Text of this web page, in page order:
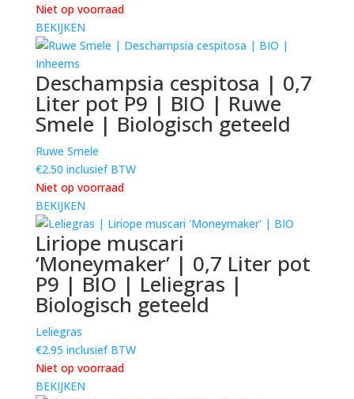
Niet op voorraad
BEKIJKEN
Deschampsia cespitosa | 0,7
Liter pot P9 | BIO | Ruwe
Smele | Biologisch geteeld
Ruwe Smele
€2.50 inclusief BTW
Niet op voorraad
BEKIJKEN
Liriope muscari
‘Moneymaker’ | 0,7 Liter pot
P9 | BIO | Leliegras |
Biologisch geteeld
Leliegras
€2.95 inclusief BTW
Niet op voorraad
BEKIJKEN